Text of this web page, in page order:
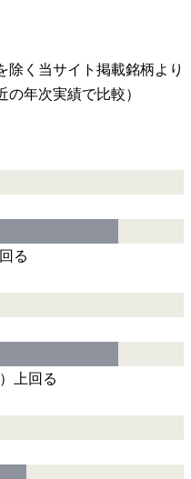
除く当サイト掲載銘柄より
年次実績で比較）
る
）
上回る